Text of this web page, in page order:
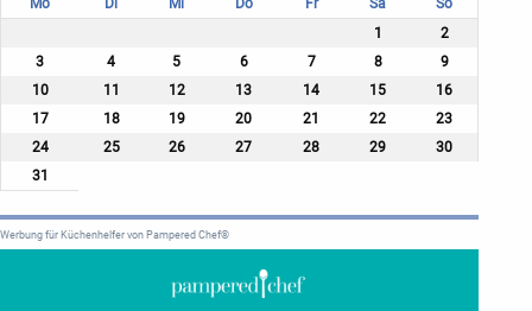
Mo Di Mi Do Fr Sa
So
1
2
3
4 5 6 7 8
9
10
11 12 13 14 15
16
17
18 19 20 21 22
23
24
25 26 27 28 29
30
31
Werbung für Küchenhelfer von Pampered Chef®